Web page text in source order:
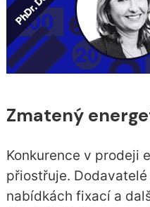
Zmatený
Konkurence v prodeji
přiostřuje.
nabídkách fixací a